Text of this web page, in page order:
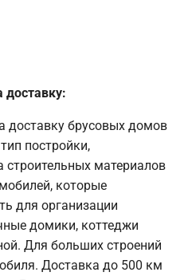
доставку:
доставку брусовых домов
постройки,
материалов
которые
для организации
домики, коттеджи
Для больших строений
Доставка до 500 км